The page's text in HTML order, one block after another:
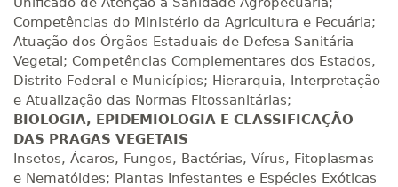
300 H 38 dias 120dias
R$ 1.487,06
Matricular
320 H 40dias 120 dias
R$ 1.586,20
Matricular
340 H 43dias 120dias
R$ 1.685,33
Competências do Ministério da Agricultura e Pecuária;
Atuação dos Órgãos Estaduais de Defesa Sanitária
Vegetal; Competências Complementares dos Estados,
Distrito Federal e Municípios; Hierarquia, Interpretação
e Atualização das Normas Fitossanitárias;
BIOLOGIA, EPIDEMIOLOGIA E CLASSIFICAÇÃO
DAS PRAGAS VEGETAIS
Insetos, Ácaros, Fungos, Bactérias, Vírus, Fitoplasmas
e Nematóides; Plantas Infestantes e Espécies Exóticas